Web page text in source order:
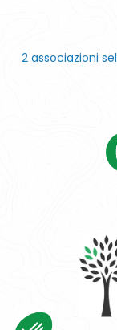
2 associazioni